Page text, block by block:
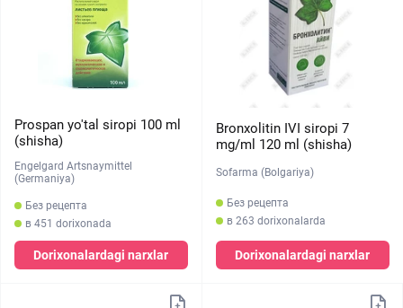
Prospan yo'tal siropi 100 ml
(shisha)
Engelgard Artsnaymittel
(Germaniya)
Без рецепта
в 451 dorixonada
Dorixonalardagi narxlar
Bronxolitin IVI siropi 7
mg/ml 120 ml (shisha)
Sofarma (Bolgariya)
Без рецепта
в 263 dorixonalarda
Dorixonalardagi narxlar